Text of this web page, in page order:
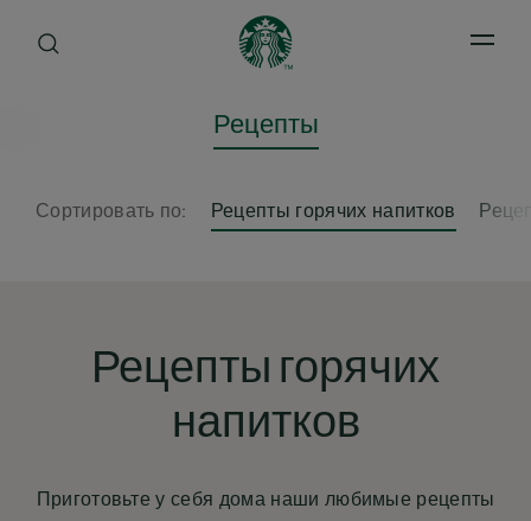
Open
Рецепты
Сортировать по: Рецепты горячих напитков
Рецепты горячих
напитков
Приготовьте у себя дома наши любимые рецепты